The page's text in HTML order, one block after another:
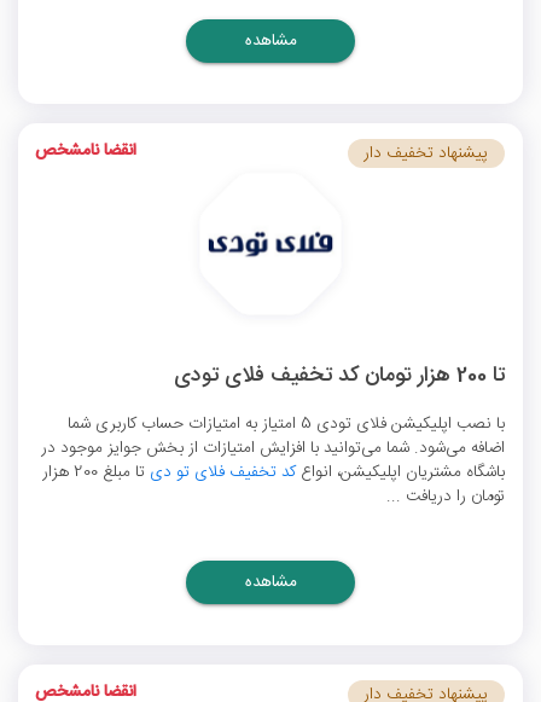
مشاهده
تا 200 هزار تومان کد تخفیف فلای تودی
با نصب اپلیکیشن فلای تودی 5 امتیاز به امتیازات حساب کاربری شما
اضافه می‌شود. شما می‌توانید با افزایش امتیازات از بخش جوایز موجود در
باشگاه مشتریان اپلیکیشن، انواعکد تخفیف فلای تو دی
تا مبلغ 200 هزار
تومان را دریافت ...
پیشنهاد تخفیف دار انقضا نامشخص
مشاهده
پیشنهاد تخفیف دار انقضا نامشخص